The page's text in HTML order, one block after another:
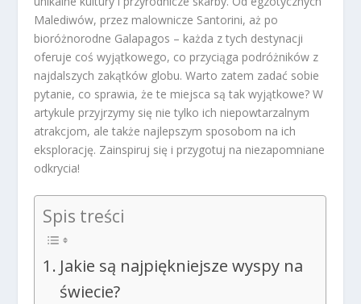
Malediwów, przez malownicze Santorini, aż po
bioróżnorodne Galapagos – każda z tych destynacji
oferuje coś wyjątkowego, co przyciąga podróżników z
najdalszych zakątków globu. Warto zatem zadać sobie
pytanie, co sprawia, że te miejsca są tak wyjątkowe? W
artykule przyjrzymy się nie tylko ich niepowtarzalnym
atrakcjom, ale także najlepszym sposobom na ich
eksplorację. Zainspiruj się i przygotuj na niezapomniane
odkrycia!
Spis treści
Jakie są najpiękniejsze wyspy na
świecie?